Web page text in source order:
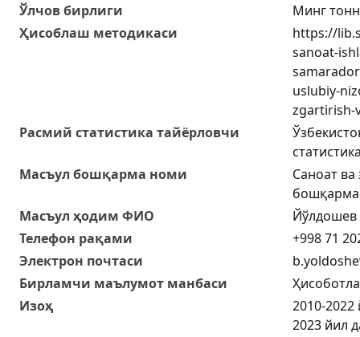
Ўлчов бирлиги
Минг
Ҳисоблаш методикаси
https://
sanoat-
uslubiy-
zgartirish-
Расмий статистика тайёрловчи
Масъул бошқарма номи
Саноат ва
Масъул ҳодим ФИО
Йўлдошев
Телефон рақами
+998 71
Электрон почтаси
Бирламчи маълумот манбаси
Изоҳ
2010-2022
2023 йил